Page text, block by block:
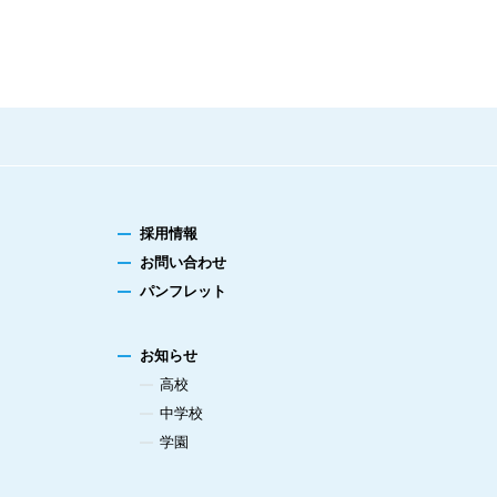
採用情報
お問い合わせ
パンフレット
お知らせ
高校
中学校
学園